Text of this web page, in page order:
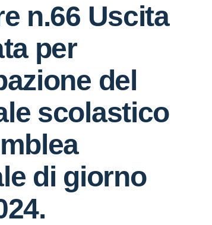
n.66 Uscita
per
del
scolastico
di giorno